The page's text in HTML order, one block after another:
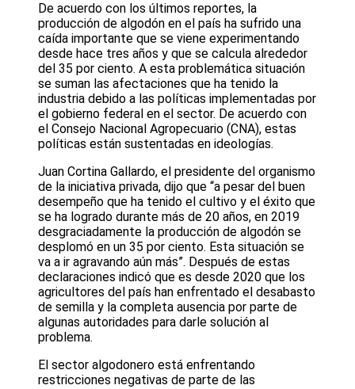
De acuerdo con los últimos reportes, la
producción de algodón en el país ha sufrido una
caída importante que se viene experimentando
desde hace tres años y que se calcula alrededor
del 35 por ciento. A esta problemática situación
se suman las afectaciones que ha tenido la
industria debido a las políticas implementadas por
el gobierno federal en el sector. De acuerdo con
el Consejo Nacional Agropecuario (CNA), estas
políticas están sustentadas en ideologías.
Juan Cortina Gallardo, el presidente del organismo
de la iniciativa privada, dijo que “a pesar del buen
desempeño que ha tenido el cultivo y el éxito que
se ha logrado durante más de 20 años, en 2019
desgraciadamente la producción de algodón se
desplomó en un 35 por ciento. Esta situación se
va a ir agravando aún más”. Después de estas
declaraciones indicó que es desde 2020 que los
agricultores del país han enfrentado el desabasto
de semilla y la completa ausencia por parte de
algunas autoridades para darle solución al
problema.
El sector algodonero está enfrentando
restricciones negativas de parte de las